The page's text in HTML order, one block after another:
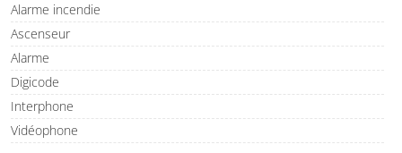
Alarme incendie
Ascenseur
Alarme
Digicode
Interphone
Vidéophone